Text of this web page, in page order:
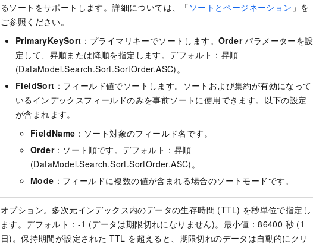
るソートをサポートします。詳細については、「 ソートとページネーション 」を
ご参照ください。
PrimaryKeySort ：プライマリキーでソートします。Orderパラメーターを設
定して、昇順または降順を指定します。デフォルト：昇順
(DataModel.Search.Sort.SortOrder.ASC)。
FieldSort ：フィールド値でソートします。ソートおよび集約が有効になって
いるインデックスフィールドのみを事前ソートに使用できます。以下の設定
が含まれます。
FieldName ：ソート対象のフィールド名です。
Order：ソート順です。デフォルト：昇順
(DataModel.Search.Sort.SortOrder.ASC)。
Mode ：フィールドに複数の値が含まれる場合のソートモードです。
オプション。多次元インデックス内のデータの生存時間 (TTL) を秒単位で指定し
ます。デフォルト：-1 (データは期限切れになりません)。最小値：86400 秒 (1
日)。保持期間が設定された TTL を超えると、期限切れのデータは自動的にクリ